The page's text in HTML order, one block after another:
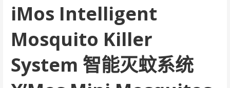
iMos Intelligent
Mosquito Killer
System 智能灭蚊系统